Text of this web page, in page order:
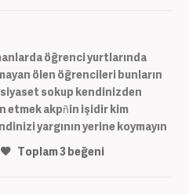
öğrenci yurtlarında
ölen öğrencileri bunların
siyaset sokup kendinizden
etmek akpñin işidir kim
yargının yerine koymayın
Toplam3beğeni